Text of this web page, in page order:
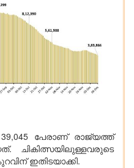
പേരാണ് രാജ്യത്ത്
ഇതിടയാക്കി.